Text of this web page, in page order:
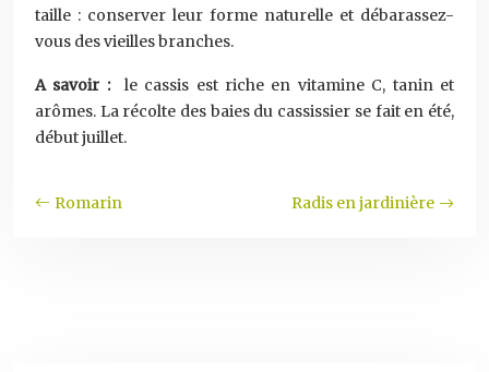
taille : conserver leur forme naturelle et débarassez-
vous des vieilles branches.
A savoir :le cassis est riche en vitamine C, tanin et
arômes. La récolte des baies du cassissier se fait en été,
début juillet.
Romarin Radis en jardinière